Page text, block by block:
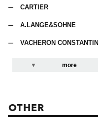
CARTIER
A.LANGE&SOHNE
VACHERON CONSTANTIN
more
OTHER